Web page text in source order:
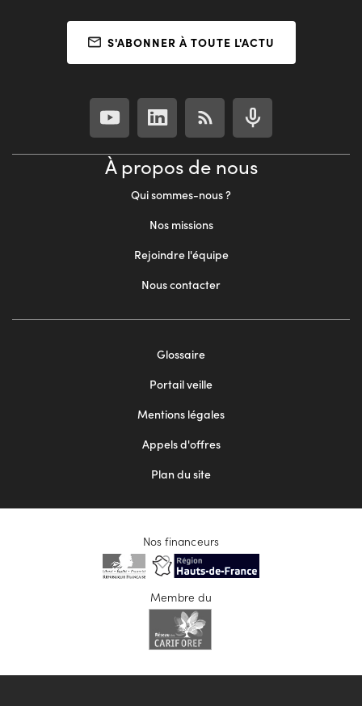
S'ABONNER À TOUTE L'ACTU
À propos de nous
Qui sommes-nous ?
Nos missions
Rejoindre l'équipe
Nous contacter
Glossaire
Portail veille
Mentions légales
Appels d'offres
Plan du site
Nos financeurs
Membre du